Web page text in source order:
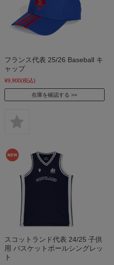
フランス代表 25/26 Baseball キ
ャップ
¥9,900(税込)
在庫を確認する
スコットランド代表 24/25 子供
用 バスケットボールシングレッ
ト